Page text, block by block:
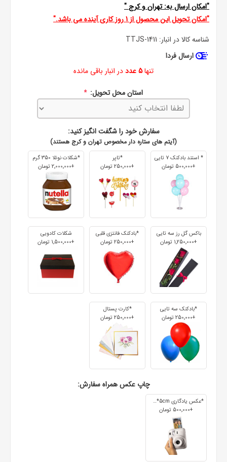
"امکان ارسال به:تهرانوکرج"
"امکان تحویل این محصول از 1 روز کاری آینده می باشد."
شناسه کالا در انبار: TTJS-1411
ارسال فردا
تنها5 عدد
در انبار باقی مانده
استان محل تحویل: *
سفارش خود را شگفت انگیز کنید:
(آیتم های ستاره دار مخصوص تهران و کرج هستند)
* استند بادکنک 7 تایی
+500٬000 تومان
*تاپر
+250٬000 تومان
*شکلات نوتلا 350 گرم
+2٬000٬000 تومان
باکس گل رز سه تایی
+1٬250٬000 تومان
*بادکنک فانتزی قلبی
+250٬000 تومان
شکلات کادویی
+1٬500٬000 تومان
*بادکنک سه تایی
+250٬000 تومان
*کارت پستال
+250٬000 تومان
چاپ عکس همراه سفارش:
*عکس یادگاری 7cm*5cm
+500٬000 تومان